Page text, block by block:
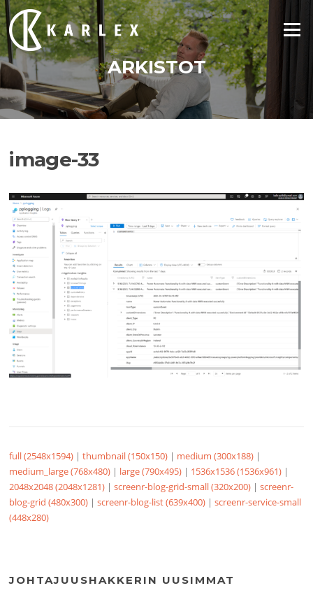
Siirry
suoraan
sisältöön
Valikko
ARKISTOT
image-33
full (2548x1594) |thumbnail (150x150) | medium (300x188) |
medium_large (768x480) | large (790x495) | 1536x1536 (1536x961) |
2048x2048 (2048x1281) |screenr-blog-grid-small (320x200) |screenr-
blog-grid (480x300) |screenr-blog-list (639x400) |screenr-service-small
(448x280)
JOHTAJUUSHAKKERIN UUSIMMAT